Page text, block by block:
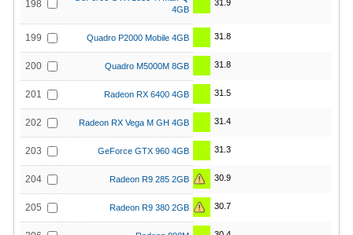
198
4GB
31.9
199 Quadro P2000 Mobile 4GB 31.8
200 Quadro M5000M 8GB 31.8
201 Radeon RX 6400 4GB 31.5
202 Radeon RX Vega M GH 4GB 31.4
203 GeForce GTX 960 4GB 31.3
204 Radeon R9 285 2GB 30.9
205 Radeon R9 380 2GB 30.7